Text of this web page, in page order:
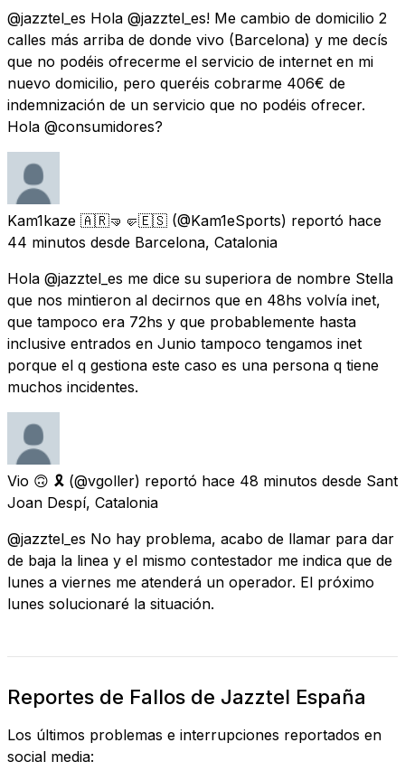
@jazztel_es Hola @jazztel_es! Me cambio de domicilio 2
calles más arriba de donde vivo (Barcelona) y me decís
que no podéis ofrecerme el servicio de internet en mi
nuevo domicilio, pero queréis cobrarme 406€ de
indemnización de un servicio que no podéis ofrecer.
Hola @consumidores?
Kam1kaze 🇦🇷🤜🤛🇪🇸 (@Kam1eSports) reportó hace
44 minutos desde Barcelona, Catalonia
Hola @jazztel_es me dice su superiora de nombre Stella
que nos mintieron al decirnos que en 48hs volvía inet,
que tampoco era 72hs y que probablemente hasta
inclusive entrados en Junio tampoco tengamos inet
porque el q gestiona este caso es una persona q tiene
muchos incidentes.
Vio 🙃 🎗 (@vgoller) reportó hace 48 minutos desde Sant
Joan Despí, Catalonia
@jazztel_es No hay problema, acabo de llamar para dar
de baja la linea y el mismo contestador me indica que de
lunes a viernes me atenderá un operador. El próximo
lunes solucionaré la situación.
Reportes de Fallos de Jazztel España
Los últimos problemas e interrupciones reportados en
social media: